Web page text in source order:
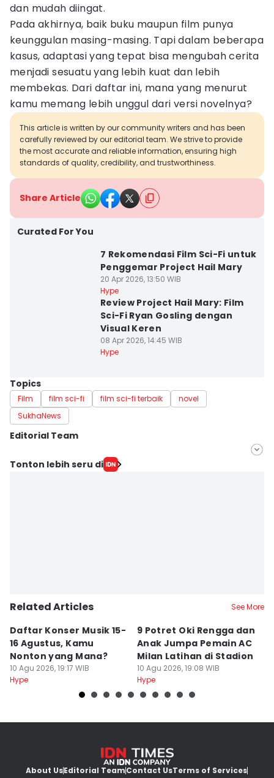
dan mudah diingat.
Pada akhirnya, baik buku maupun film punya
keunggulan masing-masing. Tapi dalam beberapa
kasus, adaptasi yang tepat bisa mengubah cerita
menjadi sesuatu yang lebih kuat dan lebih
membekas. Dari daftar ini, mana yang menurut
kamu memang lebih unggul dari versi novelnya?
This article is written by our community writers and has been
carefully reviewed by our editorial team. We strive to provide
the most accurate and reliable information, ensuring high
standards of quality, credibility, and trustworthiness.
Share Article
Curated For You
7 Rekomendasi Film Sci-Fi untuk
Penggemar Project Hail Mary
20 Apr 2026, 13:50 WIB
Hype
Review Project Hail Mary: Film
Sci-Fi Ryan Gosling dengan
Visual Keren
08 Apr 2026, 14:45 WIB
Hype
Topics
Film film sci-fi film sci-fi terbaik
novel
SukhaNews
Editorial Team
Editor
Tonton lebih seru di
Related Articles See More
Daftar Konser Musik 15-
16 Agustus, Kamu
Nonton yang Mana?
10 Agu 2026, 19:17 WIB
Hype
9 Potret Oki Rengga dan
Anak Jumpa Pemain AC
Milan Latihan di Stadion
10 Agu 2026, 19:08 WIB
Hype
About UsEditorial TeamContact UsTerms of Services